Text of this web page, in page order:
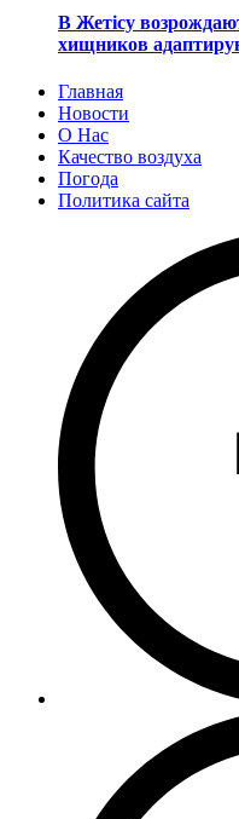
В Жетісу
хищников
Главная
Новости
О Нас
Качество воздуха
Погода
Политика сайта